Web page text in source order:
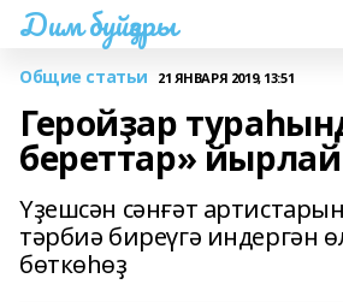
Дим буйҙары
Общие статьи 21 ЯНВАРЯ 2019, 13:51
Геройҙар
береттар» йырлай
Yҙешсән сәнғәт
тәрбиә биреүгә индергән
бөткөһөҙ